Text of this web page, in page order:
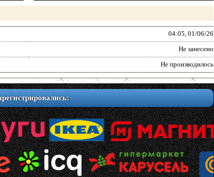
04:05, 01/06/26
Не занесено
Не производилось